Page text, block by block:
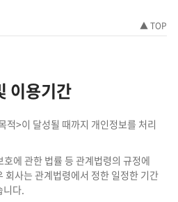
▲ TOP
이용기간
적>이 달성될 때까지 개인정보를 처리
에 관한 법률 등 관계법령의 규정에
회사는 관계법령에서 정한 일정한 기간
니다.